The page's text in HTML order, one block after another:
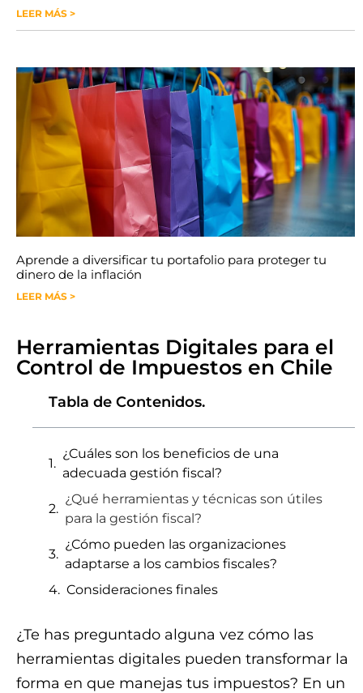
LEER MÁS >
Aprende a diversificar tu portafolio para proteger tu
dinero de la inflación
LEER MÁS >
Herramientas Digitales para el
Control de Impuestos en Chile
Tabla de Contenidos.
¿Cuáles son los beneficios de una
adecuada gestión fiscal?
¿Qué herramientas y técnicas son útiles
para la gestión fiscal?
¿Cómo pueden las organizaciones
adaptarse a los cambios fiscales?
Consideraciones finales
¿Te has preguntado alguna vez cómo las
herramientas digitales pueden transformar la
forma en que manejas tus impuestos? En un